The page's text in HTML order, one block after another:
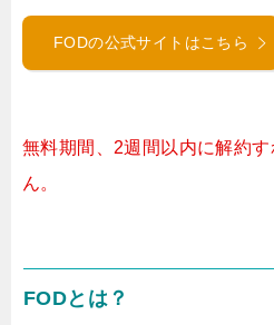
FODの公式サイトはこちら
無料期間、2週間以内に解約
ん。
FODとは？